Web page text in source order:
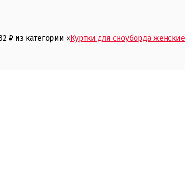
₽ из категории «Куртки для сноуборда женские